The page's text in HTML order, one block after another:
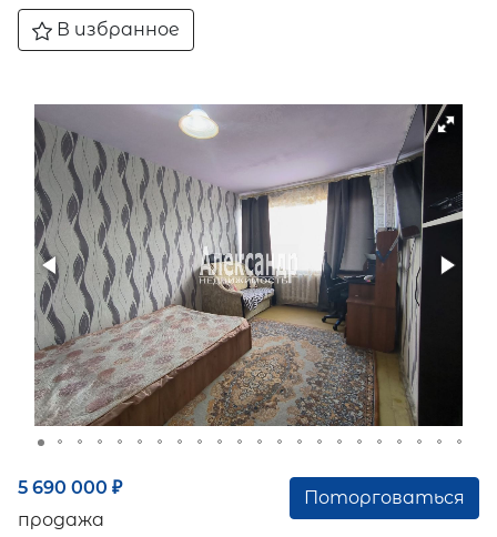
В избранное
5 690 000 ₽
продажа
Поторговаться